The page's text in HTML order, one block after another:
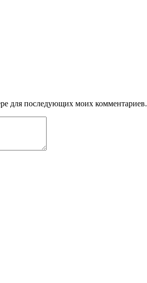
для последующих моих комментариев.